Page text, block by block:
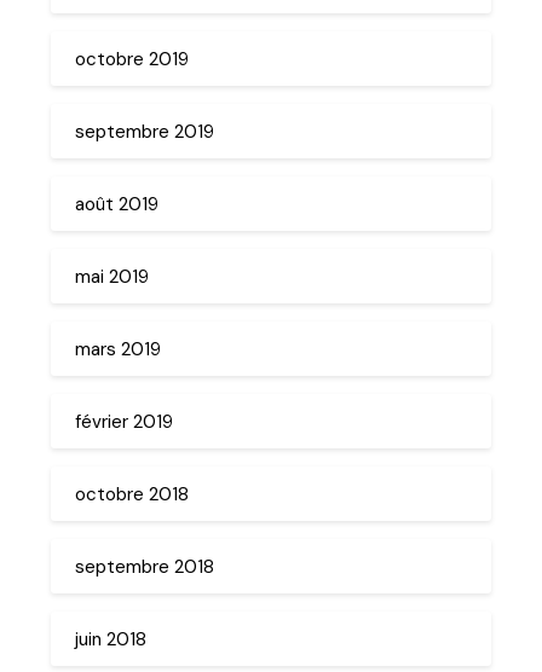
octobre 2019
septembre 2019
août 2019
mai 2019
mars 2019
février 2019
octobre 2018
septembre 2018
juin 2018